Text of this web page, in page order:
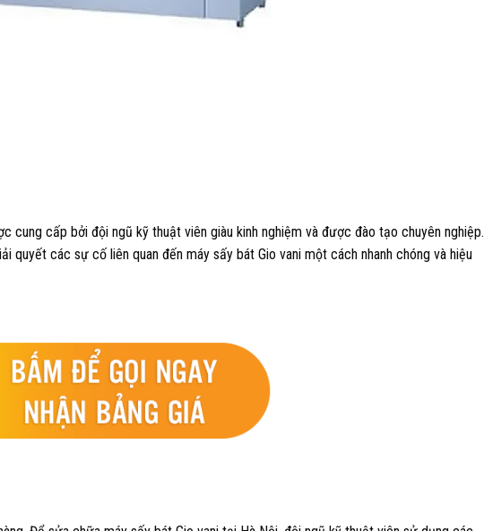
cung cấp bởi đội ngũ kỹ thuật viên giàu kinh nghiệm và được đào tạo chuyên nghiệp.
quyết các sự cố liên quan đến máy sấy bát Gio vani một cách nhanh chóng và hiệu